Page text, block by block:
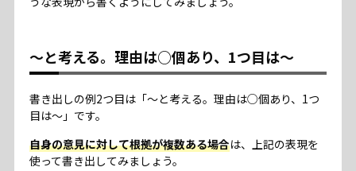
～と考える。理由は○個あり、1つ目は～
書き出しの例2つ目は「～と考える。理由は○個あり、1つ
目は～」です。
自身の意見に対して根拠が複数ある場合は、上記の表現を
使って書き出してみましょう。